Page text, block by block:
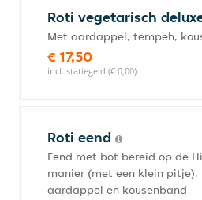
Roti vegetarisch
Met aardappel, tempeh,
€ 17,50
incl. statiegeld (€ 0,00)
Roti eend
Eend met bot bereid op de
manier (met een klein pitje).
aardappel en kousenband